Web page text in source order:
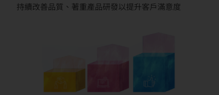
持續改善品質、著重產品研發以提升客戶滿意度